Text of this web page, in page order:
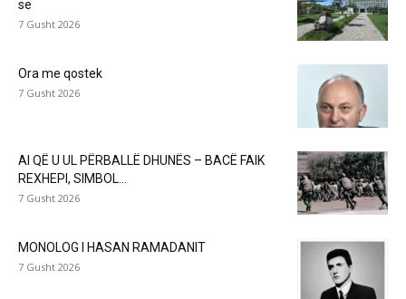
së
7 Gusht 2026
Ora me qostek
7 Gusht 2026
AI QË U UL PËRBALLË DHUNËS – BACË FAIK
REXHEPI, SIMBOL...
7 Gusht 2026
MONOLOG I HASAN RAMADANIT
7 Gusht 2026